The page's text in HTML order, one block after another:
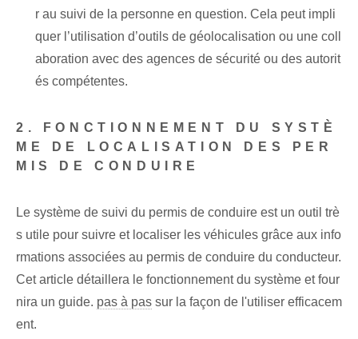
r au suivi de la personne en question. Cela peut impli
quer l’utilisation d’outils de géolocalisation ou une coll
aboration avec des agences de sécurité ou des autorit
és compétentes.
2. FONCTIONNEMENT DU SYSTÈ
ME DE LOCALISATION DES PER
MIS DE CONDUIRE
Le système de suivi du permis de conduire est un outil trè
s utile pour suivre et localiser les véhicules grâce aux info
rmations associées au permis de conduire du conducteur.
Cet article détaillera le fonctionnement du système et four
nira un guide. pas à pas sur la façon de l'utiliser efficacem
ent.